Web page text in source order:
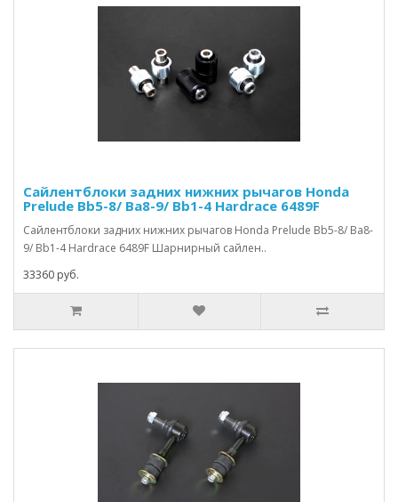
Сайлентблоки задних нижних рычагов Honda
Prelude Bb5-8/ Ba8-9/ Bb1-4 Hardrace 6489F
Сайлентблоки задних нижних рычагов Honda Prelude Bb5-8/ Ba8-
9/ Bb1-4 Hardrace 6489F Шарнирный сайлен..
33360 руб.